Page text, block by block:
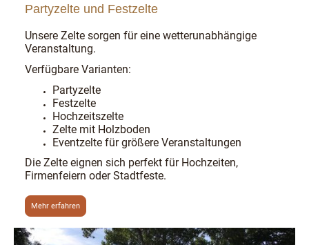
Partyzelte und Festzelte
Unsere Zelte sorgen für eine wetterunabhängige
Veranstaltung.
Verfügbare Varianten:
Partyzelte
Festzelte
Hochzeitszelte
Zelte mit Holzboden
Eventzelte für größere Veranstaltungen
Die Zelte eignen sich perfekt für Hochzeiten,
Firmenfeiern oder Stadtfeste.
Mehr erfahren